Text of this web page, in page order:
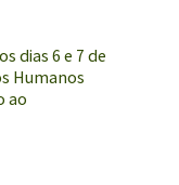
dias 6 e 7 de
Humanos
ao